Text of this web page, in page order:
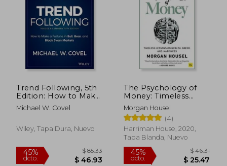
45%
dcto. $ 44.14
45%
dcto. $
Trend Following, 5th
Edition: How to Make
a Fortune in Bull,
Bear and Black Swan
Trading)
Michael W. Covel
Wiley, Tapa Dura, Nuevo
The Psychology of
Money: Timeless
Lessons on Wealth,
Greed, and Happiness
(en Inglés)
Morgan Housel
(4)
Harriman House, 2020,
Tapa Blanda, Nuevo